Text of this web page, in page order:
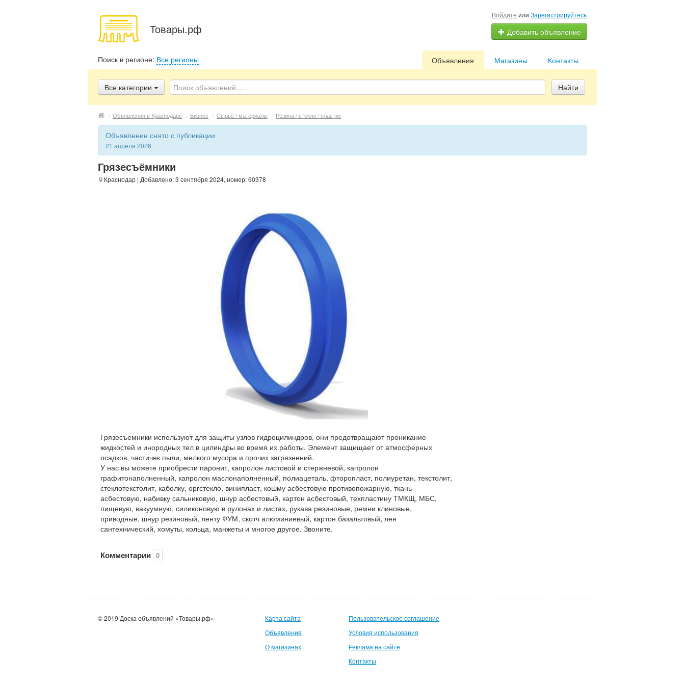
Товары.рф
Войдите или Зарегистрируйтесь
Добавить объявление
Поиск в регионе: Все регионы Контакты
Магазины
Объявления
Все категории Найти
/ Объявления в Краснодаре / Бизнес / Сырьё / материалы / Резина / стекло / пластик
Объявление снято с публикации
21 апреля 2026
Грязесъёмники
Краснодар | Добавлено: 3 сентября 2024, номер: 60378
Грязесъемники используют для защиты узлов гидроцилиндров, они предотвращают проникание
жидкостей и инородных тел в цилиндры во время их работы. Элемент защищает от атмосферных
осадков, частичек пыли, мелкого мусора и прочих загрязнений.
У нас вы можете приобрести паронит, капролон листовой и стержневой, капролон
графитонаполненный, капролон маслонаполненный, полиацеталь, фторопласт, полиуретан, текстолит,
стеклотекстолит, каболку, оргстекло, винипласт, кошму асбестовую противопожарную, ткань
асбестовую, набивку сальниковую, шнур асбестовый, картон асбестовый, техпластину ТМКЩ, МБС,
пищевую, вакуумную, силиконовую в рулонах и листах, рукава резиновые, ремни клиновые,
приводные, шнур резиновый, ленту ФУМ, скотч алюминиевый, картон базальтовый, лен
сантехнический, хомуты, кольца, манжеты и многое другое. Звоните.
Комментарии 0
© 2019 Доска объявлений «Товары.рф»
Карта сайта
Объявления
О магазинах
Пользовательское соглашение
Условия использования
Реклама на сайте
Контакты